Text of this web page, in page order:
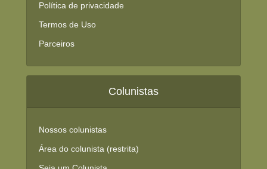
Política de privacidade
Termos de Uso
Parceiros
Colunistas
Nossos colunistas
Área do colunista (restrita)